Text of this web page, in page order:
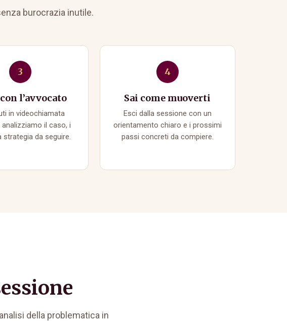
burocrazia inutile.
3
l’avvocato
in videochiamata
analizziamo il caso, i
strategia da seguire.
4
Sai come muoverti
Esci dalla sessione con un
orientamento chiaro e i prossimi
passi concreti da compiere.
della problematica in